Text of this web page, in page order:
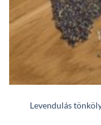
Levendulás